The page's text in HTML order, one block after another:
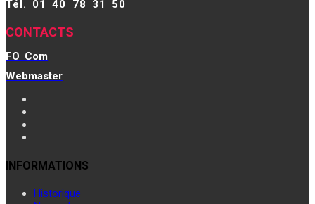
Tél. 01 40 78 31 50
CONTACTS
FO Com
Webmaster
INFORMATIONS
Historique